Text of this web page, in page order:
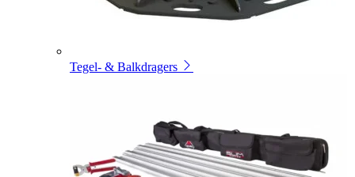
Tegel- & Balkdragers